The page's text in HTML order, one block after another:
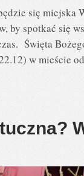
się miejska
by spotkać się
Święta
w mieście